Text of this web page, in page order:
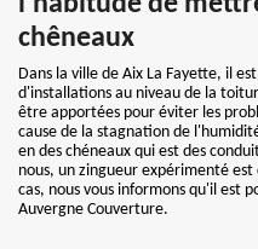
chêneaux
Dans la ville de Aix La Fayette, il
d'installations au niveau de la
être apportées pour éviter les
cause de la stagnation de
en des chéneaux qui est des
nous, un zingueur expérimenté
cas, nous vous informons qu'il est
Auvergne Couverture.